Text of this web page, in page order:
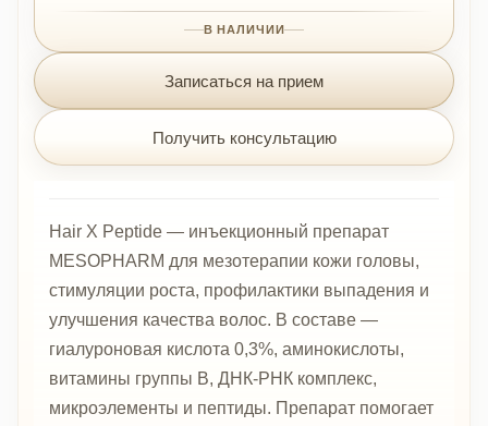
В НАЛИЧИИ
Записаться на прием
Получить консультацию
Hair X Peptide — инъекционный препарат
MESOPHARM для мезотерапии кожи головы,
стимуляции роста, профилактики выпадения и
улучшения качества волос. В составе —
гиалуроновая кислота 0,3%, аминокислоты,
витамины группы B, ДНК-РНК комплекс,
микроэлементы и пептиды. Препарат помогает